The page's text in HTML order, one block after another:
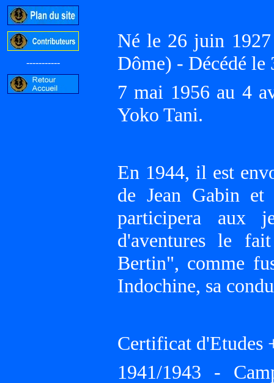
-----------
Né le 26 juin
Dôme) - Décédé
7 mai 1956 au 4
Yoko Tani.
En 1944, il est
de Jean Gabin
participera aux
d'aventures le
Bertin", comme
Indochine, sa
Certificat d'Etudes
1941/1943 -